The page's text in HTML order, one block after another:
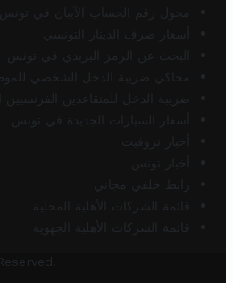
محول رقم الحساب الآيبان في تونس
أسعار صرف الدينار التونسي
البحث عن الرمز البريدي في تونس
محاكي ضريبة الدخل الشخصي
ضريبة الدخل للمتقاعدين
أسعار السيارات الجديدة في تونس
أخبار تروفيت
أخبار تونس
رابط خلفي مجاني
قائمة الشركات الأهلية المحلية
قائمة الشركات الأهلية الجهوية